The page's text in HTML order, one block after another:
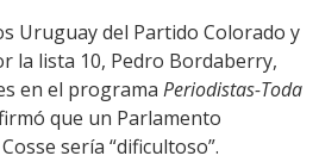
Uruguay del Partido Colorado y
la lista 10, Pedro Bordaberry,
en el programa Periodistas-Toda
que un Parlamento
sería “dificultoso”.